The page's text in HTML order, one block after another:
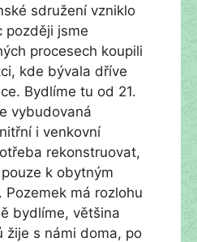
sdružení vzniklo
později jsme
procesech koupili
kde bývala dříve
Bydlíme tu od 21.
vybudovaná
i venkovní
rekonstruovat,
k obytným
Pozemek má rozlohu
bydlíme, většina
žije s námi doma, po